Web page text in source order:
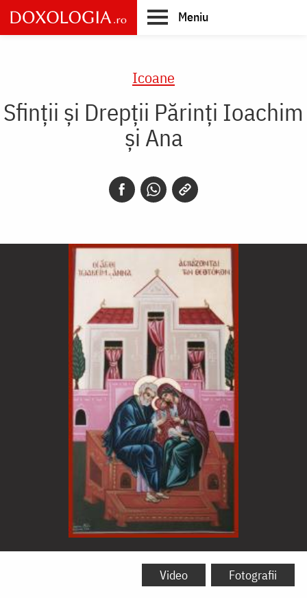
Skip
to
main
Meniu
Icoane
Sfinții și Drepții Părinți Ioachim
și Ana
Sfinții
Video Fotografii